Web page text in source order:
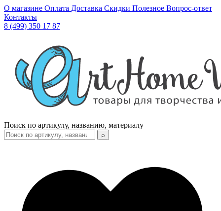
О магазине Оплата Доставка Скидки Полезное Вопрос-ответ
Контакты
8 (499) 350 17 87
Поиск по артикулу, названию, материалу
⌕